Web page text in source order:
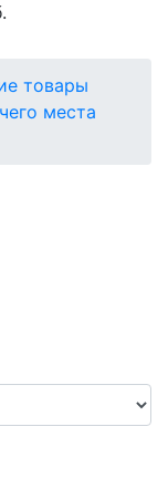
товары
места